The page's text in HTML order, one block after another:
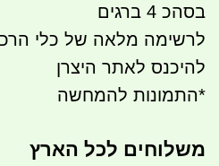
בסהכ 4 ברגים
לרשימה מלאה של כלי
להיכנס לאתר היצרן
*התמונות להמחשה
משלוחים לכל הארץ